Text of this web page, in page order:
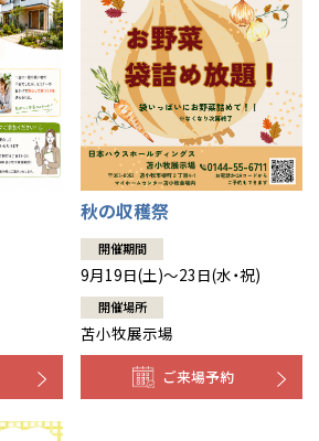
秋の収穫祭
開催期間
9月19日(土)～23日(水・祝)
開催場所
苫小牧展示場
ご来場予約